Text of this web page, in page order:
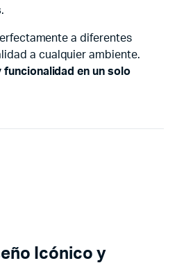
.
a diferentes
a cualquier ambiente.
en un solo
Icónico y